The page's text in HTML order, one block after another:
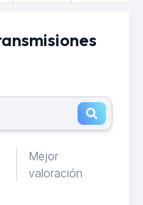
Mejor
valoración